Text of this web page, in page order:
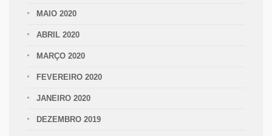
MAIO 2020
ABRIL 2020
MARÇO 2020
FEVEREIRO 2020
JANEIRO 2020
DEZEMBRO 2019